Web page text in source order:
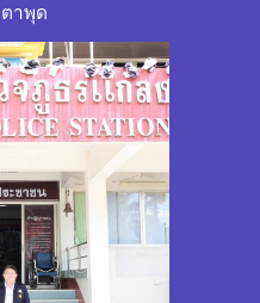
าพุด